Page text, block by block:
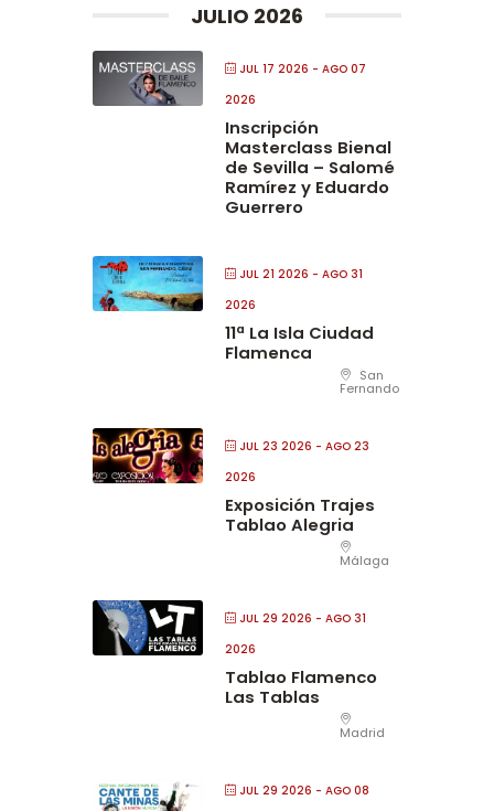
JULIO 2026
JUL 17 2026 - AGO 07
2026
Inscripción
Masterclass Bienal
de Sevilla – Salomé
Ramírez y Eduardo
Guerrero
JUL 21 2026 - AGO 31
2026
11ª La Isla Ciudad
Flamenca
San
Fernando
JUL 23 2026 - AGO 23
2026
Exposición Trajes
Tablao Alegria
Málaga
JUL 29 2026 - AGO 31
2026
Tablao Flamenco
Las Tablas
Madrid
JUL 29 2026 - AGO 08